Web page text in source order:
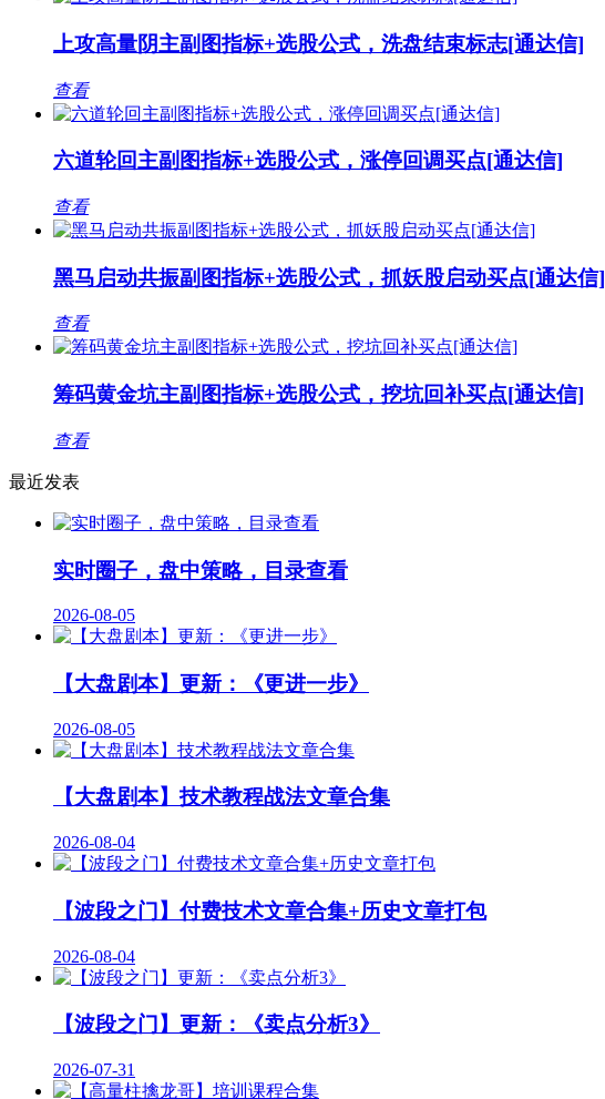
上攻高量阴主副图指标+选股公式，洗盘结束标志[通达信]
查看
六道轮回主副图指标+选股公式，涨停回调买点[通达信]
查看
黑马启动共振副图指标+选股公式，抓妖股启动买点[通达信]
查看
筹码黄金坑主副图指标+选股公式，挖坑回补买点[通达信]
查看
最近发表
实时圈子，盘中策略，目录查看
2026-08-05
【大盘剧本】更新：《更进一步》
2026-08-05
【大盘剧本】技术教程战法文章合集
2026-08-04
【波段之门】付费技术文章合集+历史文章打包
2026-08-04
【波段之门】更新：《卖点分析3》
2026-07-31